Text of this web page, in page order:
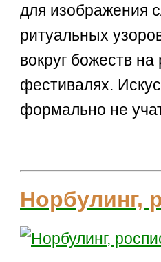
для изображения
ритуальных
вокруг божеств на
фестивалях.
формально не
Норбулинг,